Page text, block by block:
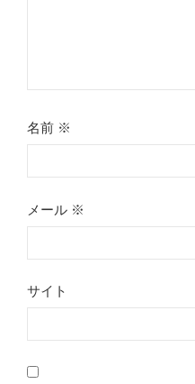
名前 ※
メール ※
サイト